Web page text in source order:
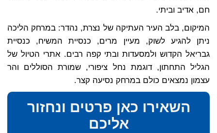
חם, אדיב וביתי.
המיקום, בלב העיר העתיקה של נצרת, נהדר: במרחק הליכה
ניתן להגיע לשוק, מעיין מרים, כנסיית המשיח, כנסיית
גבריאל הקדוש ולמסעדות ובתי קפה רבים. אתרי הטיול של
הגליל התחתון, דוגמת נחל ציפורי, שמורת הסוללים והר
עצמון נמצאים כולם במרחק נסיעה קצר.